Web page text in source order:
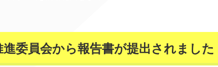
委員会から報告書が提出されました